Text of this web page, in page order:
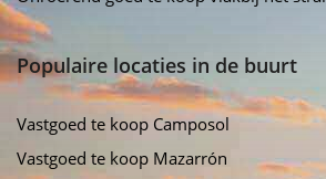
Populaire locaties in de buurt
Vastgoed te koop Camposol
Vastgoed te koop Mazarrón